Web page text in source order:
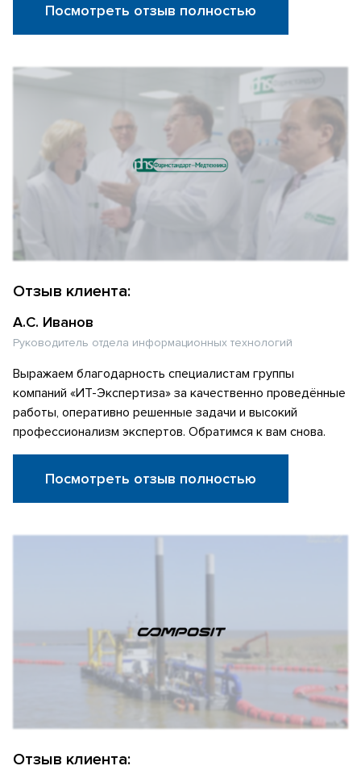
Посмотреть отзыв полностью
Отзыв клиента:
А.С. Иванов
Руководитель отдела информационных технологий
Выражаем благодарность специалистам группы
компаний «ИТ-Экспертиза» за качественно проведённые
работы, оперативно решенные задачи и высокий
профессионализм экспертов. Обратимся к вам снова.
Посмотреть отзыв полностью
Отзыв клиента: